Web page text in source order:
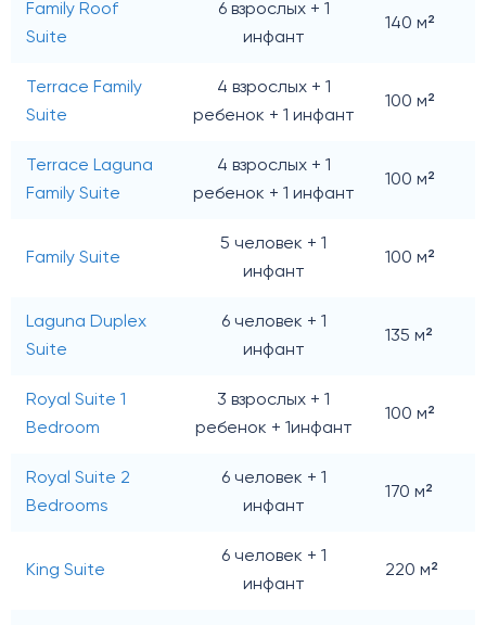
Family Roof
Suite
6 взрослых + 1
инфант
140 м²
Terrace Family
Suite
4 взрослых + 1
ребенок + 1 инфант
100 м²
Terrace Laguna
Family Suite
4 взрослых + 1
ребенок + 1 инфант
100 м²
Family Suite
5 человек + 1
инфант
100 м²
Laguna Duplex
Suite
6 человек + 1
инфант
135 м²
Royal Suite 1
Bedroom
3 взрослых + 1
ребенок + 1инфант
100 м²
Royal Suite 2
Bedrooms
6 человек + 1
инфант
170 м²
King Suite
6 человек + 1
инфант
220 м²